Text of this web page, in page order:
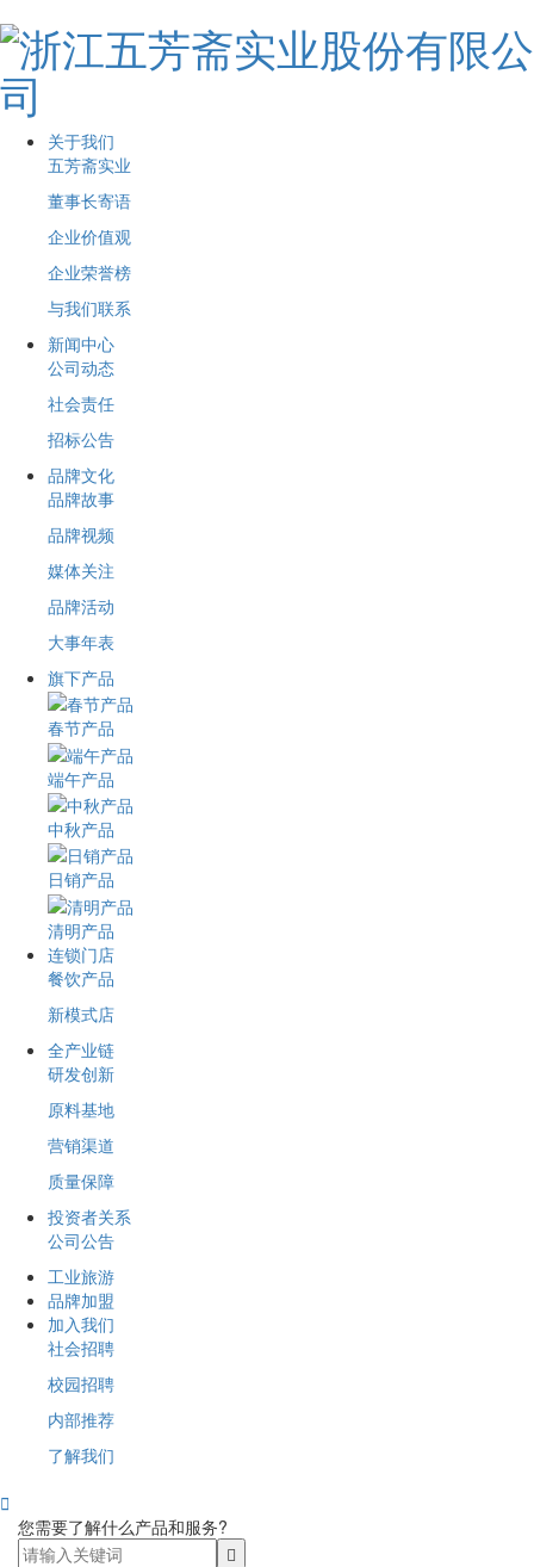
关于我们
五芳斋实业
董事长寄语
企业价值观
企业荣誉榜
与我们联系
新闻中心
公司动态
社会责任
招标公告
品牌文化
品牌故事
品牌视频
媒体关注
品牌活动
大事年表
旗下产品
春节产品
端午产品
中秋产品
日销产品
清明产品
连锁门店
餐饮产品
新模式店
全产业链
研发创新
原料基地
营销渠道
质量保障
投资者关系
公司公告
工业旅游
品牌加盟
加入我们
社会招聘
校园招聘
内部推荐
了解我们

您需要了解什么产品和服务?